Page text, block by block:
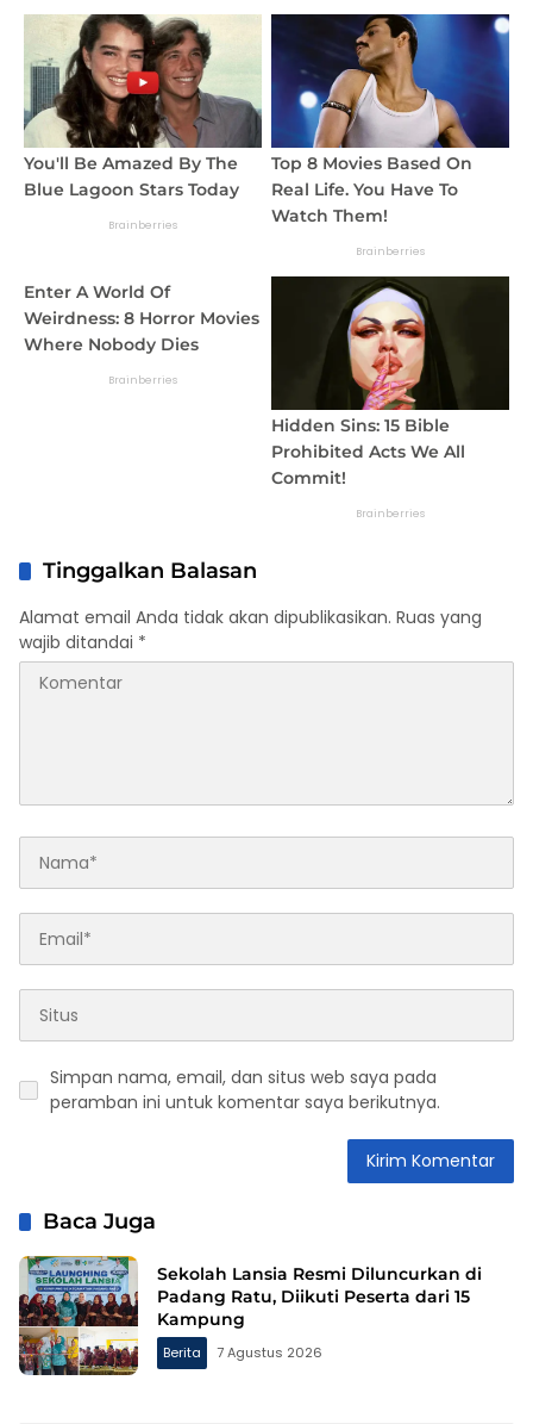
Tinggalkan Balasan
Alamat email Anda tidak akan dipublikasikan. Ruas yang
wajib ditandai *
Simpan nama, email, dan situs web saya pada
peramban ini untuk komentar saya berikutnya.
Baca Juga
Sekolah Lansia Resmi Diluncurkan di
Padang Ratu, Diikuti Peserta dari 15
Kampung
Berita 7 Agustus 2026